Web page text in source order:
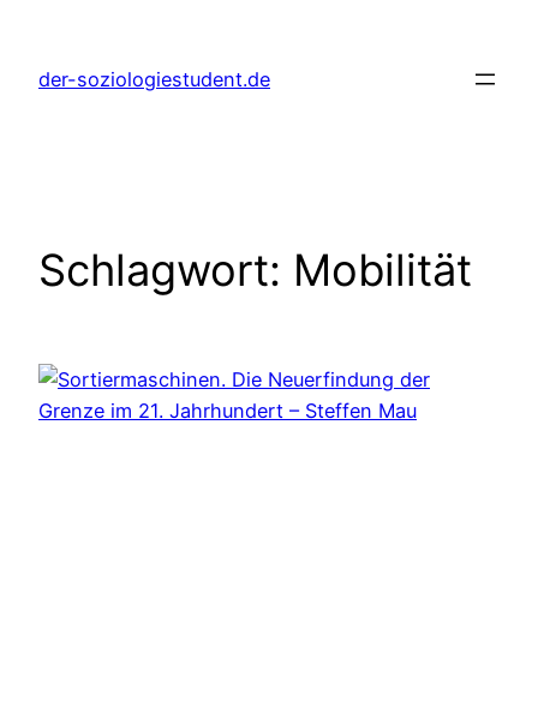
springen
der-soziologiestudent.de
Schlagwort: Mobilität